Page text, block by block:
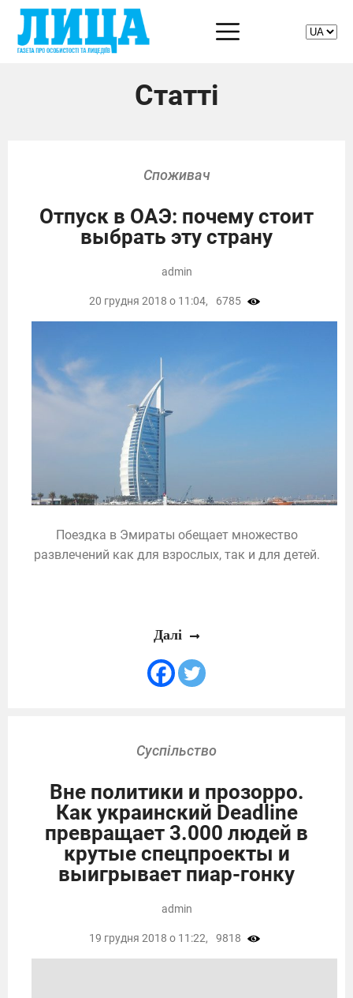
Статті
Споживач
Отпуск в ОАЭ: почему стоит
выбрать эту страну
Поездка в Эмираты обещает множество
развлечений как для взрослых, так и для детей.
admin
20 грудня 2018 о 11:04, 6785
Далі
Суспільство
Вне политики и прозорро.
Как украинский Deadline
превращает 3.000 людей в
крутые спецпроекты и
выигрывает пиар-гонку
admin
19 грудня 2018 о 11:22, 9818